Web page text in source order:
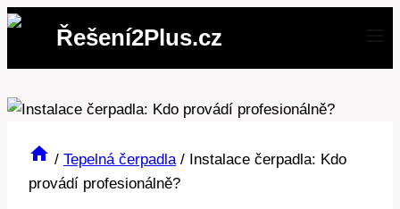
Přeskočit
obsah
Řešení2Plus.cz
/ Tepelná čerpadla / Instalace čerpadla: Kdo
provádí profesionálně?